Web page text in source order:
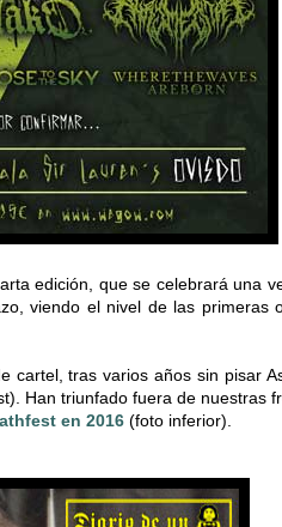
edición, que se celebrará una
viendo el nivel de las primeras
cartel, tras varios años sin pisar
Han triunfado fuera de nuestras
en 2016 (foto inferior).